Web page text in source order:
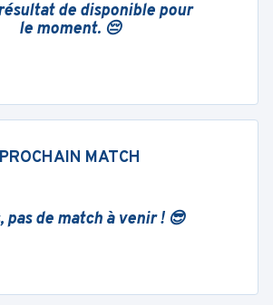
de disponible pour
le moment. 😔
PROCHAIN MATCH
pas de match à venir ! 😎